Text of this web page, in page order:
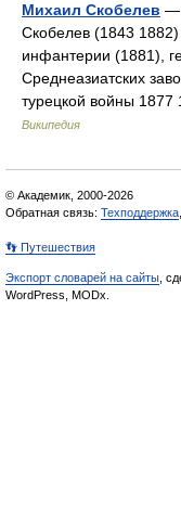
Михаил Скобелев —
Скобелев (1843 1882)
инфантерии (1881),
Среднеазиатских
турецкой войны
Википедия
© Академик, 2000-2026
Обратная связь: Техподдержка
👣 Путешествия
Экспорт словарей на сайты ,
WordPress, MODx.